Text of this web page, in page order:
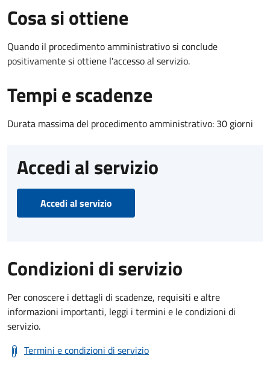
Cosa si ottiene
Quando il procedimento amministrativo si conclude
positivamente si ottiene l'accesso al servizio.
Tempi e scadenze
Durata massima del procedimento amministrativo: 30 giorni
Accedi al servizio
Accedi al servizio
Condizioni di servizio
Per conoscere i dettagli di scadenze, requisiti e altre
informazioni importanti, leggi i termini e le condizioni di
servizio.
Termini e condizioni di servizio